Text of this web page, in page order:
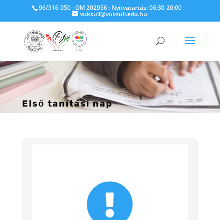
96/516-050 : OM 202956 : Nyitvatartás: 06:30-20:00
vuksuli@vuksuli.edu.hu
Első tanítási nap
